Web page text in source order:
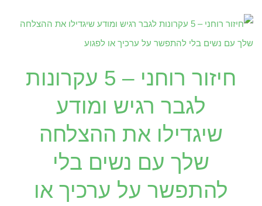
חיזור רוחני – 5 עקרונות
לגבר רגיש ומודע
שיגדילו את ההצלחה
שלך עם נשים בלי
להתפשר על ערכיך או